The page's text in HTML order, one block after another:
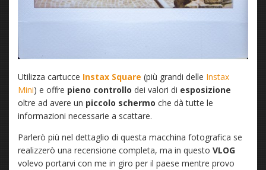
Utilizza cartucce Instax Square (più grandi delle Instax
Mini) e offre pieno controllo dei valori di esposizione
oltre ad avere un piccolo schermo che dà tutte le
informazioni necessarie a scattare.
Parlerò più nel dettaglio di questa macchina fotografica se
realizzerò una recensione completa, ma in questo VLOG
volevo portarvi con me in giro per il paese mentre provo